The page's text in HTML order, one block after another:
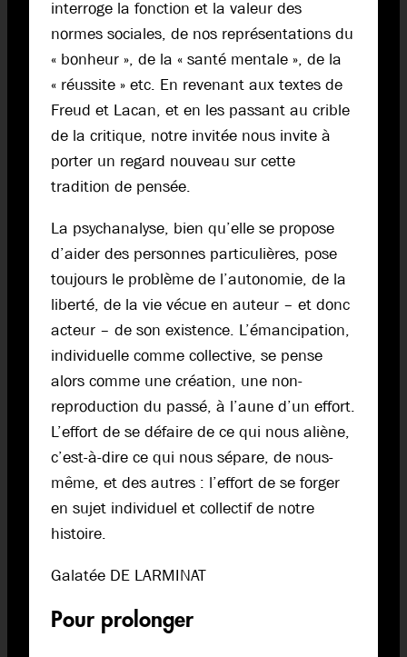
interroge la fonction et la valeur des
normes sociales, de nos représentations du
« bonheur », de la « santé mentale », de la
« réussite » etc. En revenant aux textes de
Freud et Lacan, et en les passant au crible
de la critique, notre invitée nous invite à
porter un regard nouveau sur cette
tradition de pensée.
La psychanalyse, bien qu’elle se propose
d’aider des personnes particulières, pose
toujours le problème de l’autonomie, de la
liberté, de la vie vécue en auteur – et donc
acteur – de son existence. L’émancipation,
individuelle comme collective, se pense
alors comme une création, une non-
reproduction du passé, à l’aune d’un effort.
L’effort de se défaire de ce qui nous aliène,
c’est-à-dire ce qui nous sépare, de nous-
même, et des autres : l’effort de se forger
en sujet individuel et collectif de notre
histoire.
Galatée DE LARMINAT
Pour prolonger